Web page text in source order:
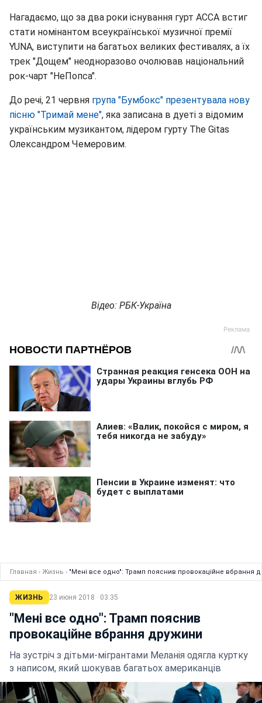
Нагадаємо, що за два роки існування гурт АССА встиг
стати номінантом всеукраїнської музичної премії
YUNA, виступити на багатьох великих фестивалях, а їх
трек "Дощем" неодноразово очолював національний
рок-чарт "НеПопса".
До речі, 21 червня група "Бумбокс" презентувала нову
пісню "Тримай мене", яка записана в дуеті з відомим
українським музикантом, лідером гурту The Gitas
Олександром Чемеровим.
Відео: РБК-Україна
Главная › Жизнь › "Мені все одно": Трамп пояснив провокаційне вбрання
ЖИЗНЬ 23 июня 2018 · 03:35
"Мені все одно": Трамп пояснив
провокаційне вбрання дружини
На зустріч з дітьми-мігрантами Меланія одягла куртку
з написом, який шокував багатьох американців